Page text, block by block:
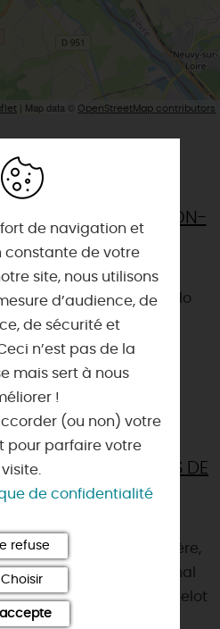
| Map data © OpenStreetMap contributors
AUSSI
EN CALÈCHE À OUSSON-
octobre, Jorgio Machado
des promenades en
1 à 3 personnes, sur
(06 22 43 16 52...
D'HÔTES LE RELAIS DE
ancienne maison éclusière,
Loire et de l'ancien canal
la Loire, Le Relais de Mantelot
...
de navigation et
constante de votre
site, nous utilisons
d’audience, de
de sécurité et
n’est pas de la
mais sert à nous
!
(ou non) votre
pour parfaire votre
visite.
de confidentialité
refuse
Choisir